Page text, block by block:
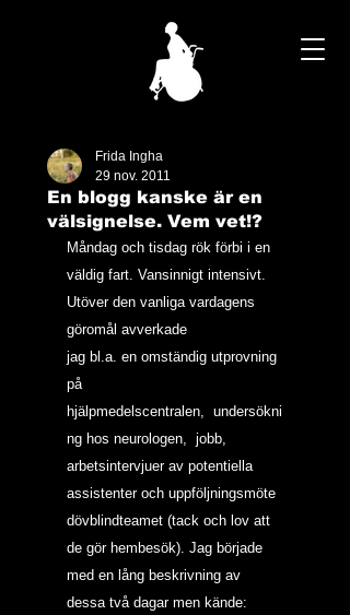
En blogg kanske är en
välsignelse. Vem vet!?
Frida Ingha
29 nov. 2011
Måndag och tisdag rök förbi i en
väldig fart. Vansinnigt intensivt.
Utöver den vanliga vardagens
göromål avverkade
jag bl.a. en omständig utprovning
på
hjälpmedelscentralen,  undersökni
ng hos neurologen,  jobb,
arbetsintervjuer av potentiella
assistenter och uppföljningsmöte
dövblindteamet (tack och lov att
de gör hembesök). Jag började
med en lång beskrivning av
dessa två dagar men kände: